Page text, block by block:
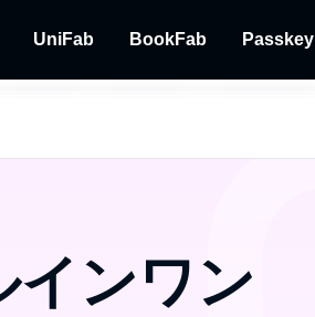
UniFab BookFab Passkey
インワン